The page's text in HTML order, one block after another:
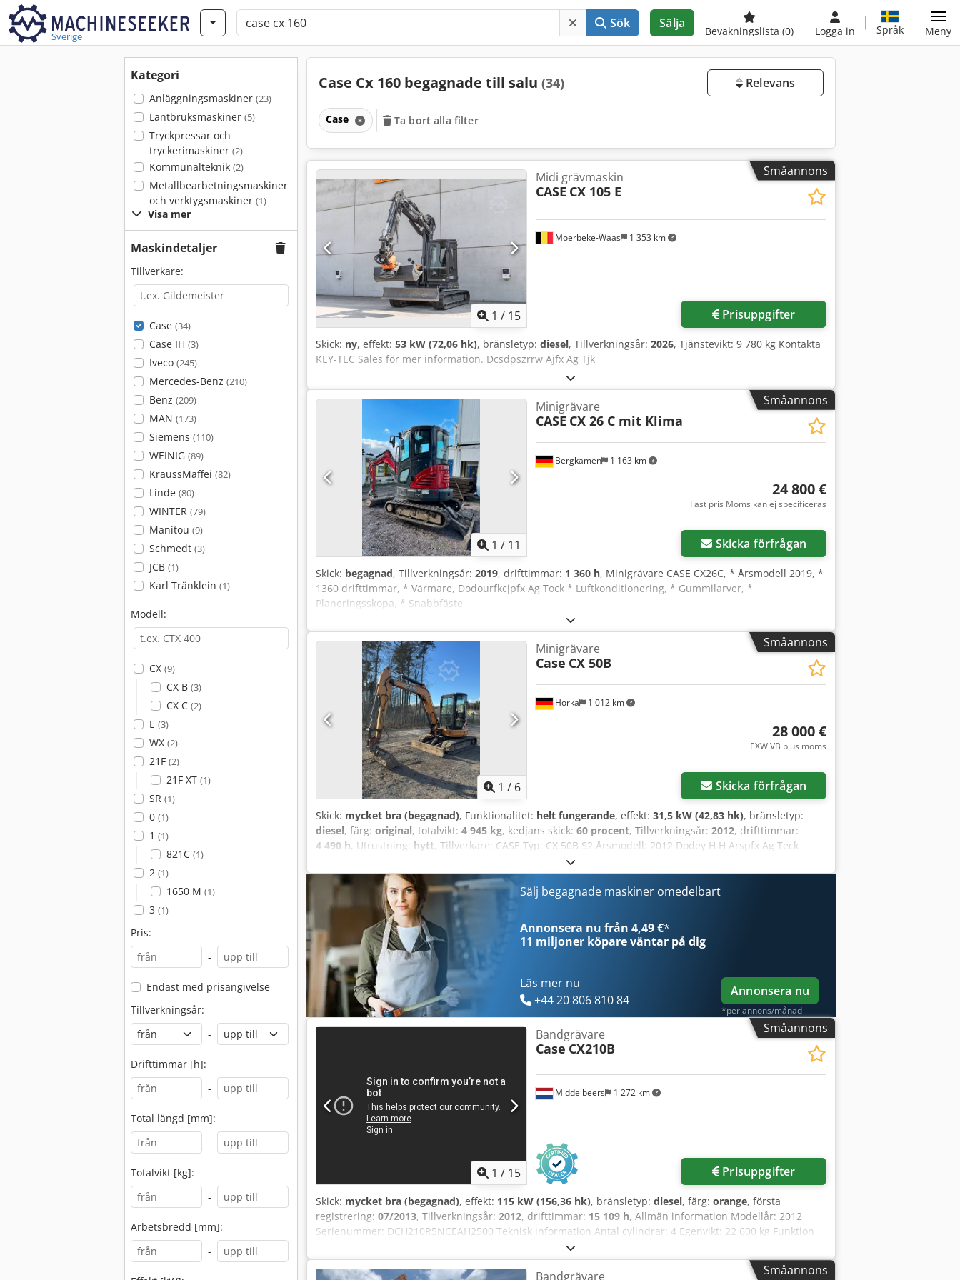
Sverige
Sök Sälja
Bevakningslista (0) Logga in Språk Meny
Kategori
Anläggningsmaskiner (23)
Lantbruksmaskiner (5)
Tryckpressar och
tryckerimaskiner (2)
Kommunalteknik (2)
Metallbearbetningsmaskiner
och verktygsmaskiner (1)
Visa mer
Maskindetaljer
Tillverkare:
Case (34)
Case IH (3)
Iveco (245)
Mercedes-Benz (210)
Benz (209)
MAN (173)
Siemens (110)
WEINIG (89)
KraussMaffei (82)
Linde (80)
WINTER (79)
Manitou (9)
Schmedt (3)
JCB (1)
Karl Tränklein (1)
Modell:
CX (9)
CX B (3)
CX C (2)
E (3)
WX (2)
21F (2)
21F XT (1)
SR (1)
0 (1)
1 (1)
821C (1)
2 (1)
1650 M (1)
3 (1)
Pris:
-
Endast med prisangivelse
Tillverkningsår:
-
Drifttimmar [h]:
-
Total längd [mm]:
-
Totalvikt [kg]:
-
Arbetsbredd [mm]:
-
Case Cx 160 begagnade till salu (34) Relevans
Case Ta bort alla filter
Småannons
1 / 15
Moerbeke-Waas 1 353 km
Midi grävmaskin
CASE CX 105 E
Prisuppgifter
Skick: ny, effekt: 53 kW (72,06 hk), bränsletyp: diesel, Tillverkningsår: 2026, Tjänstevikt: 9 780 kg Kontakta
KEY-TEC Sales för mer information. Dcsdpszrrw Ajfx Ag Tjk
Småannons
1 / 11
Bergkamen 1 163 km
Minigrävare
CASE CX 26 C mit Klima
24 800 €
Fast pris Moms kan ej specificeras
Skicka förfrågan
Skick: begagnad, Tillverkningsår: 2019, drifttimmar: 1 360 h, Minigrävare CASE CX26C, * Årsmodell 2019, *
1360 drifttimmar, * Värmare, Dodourfkcjpfx Ag Tock * Luftkonditionering, * Gummilarver, *
Planeringsskopa, * Snabbfäste
Småannons
1 / 6
Horka 1 012 km
Minigrävare
Case CX 50B
28 000 €
EXW VB plus moms
Skicka förfrågan
Skick: mycket bra (begagnad), Funktionalitet: helt fungerande, effekt: 31,5 kW (42,83 hk), bränsletyp:
diesel, färg: original, totalvikt: 4 945 kg, kedjans skick: 60 procent, Tillverkningsår: 2012, drifttimmar:
4 490 h, Utrustning: hytt, Tillverkare: CASE Typ: CX 50B S2 Årsmodell: 2012 Dodey H H Arspfx Ag Teck
Timmar: 4490 Vikt: 4945 kg Motor: Yanmar 4TNV88-XYB Effekt: 31,5 kW Underrede: 400 mm
gummilarvbandsdrift Utrustning: snabbfäste, hydraulisk dikesskopa, planeringsblad, radio Omedelbart
klar för drift. Med reservation för fel och mellanförsäljning.Sälj begagnade maskiner omedelbart
Annonsera nu från 4,49 €*
11 miljoner köpareväntar på dig
Läs mer nu
+44 20 806 810 84
Annonsera nu
*per annons/månad
Småannons
1 / 15
Middelbeers 1 272 km
Bandgrävare
Case CX210B
Prisuppgifter
Skick: mycket bra (begagnad), effekt: 115 kW (156,36 hk), bränsletyp: diesel, färg: orange, första
registrering: 07/2013, Tillverkningsår: 2012, drifttimmar: 15 109 h, Allmän information Modellår: 2012
Serienummer: DCH210R5NCEAH2500 Teknisk information Antal cylindrar: 4 Egenvikt: 22 600 kg Funktion
Arbetsbredd: 300 cm CE-märkning: ja Skick Tekniskt skick: mycket gott Optiskt skick: mycket gott Finansiell
information Pris: På förfrågan Garanti Garanti: Från första hand, komplett servicehistorik, omedelbart
bruksklar! Dsdjy En Ndspfx Ag Tock - 80 % larvband kvar - Inklusive 3 skopor: 1300 mm, 450 mm och 2000
Småannons
Bandgrävare